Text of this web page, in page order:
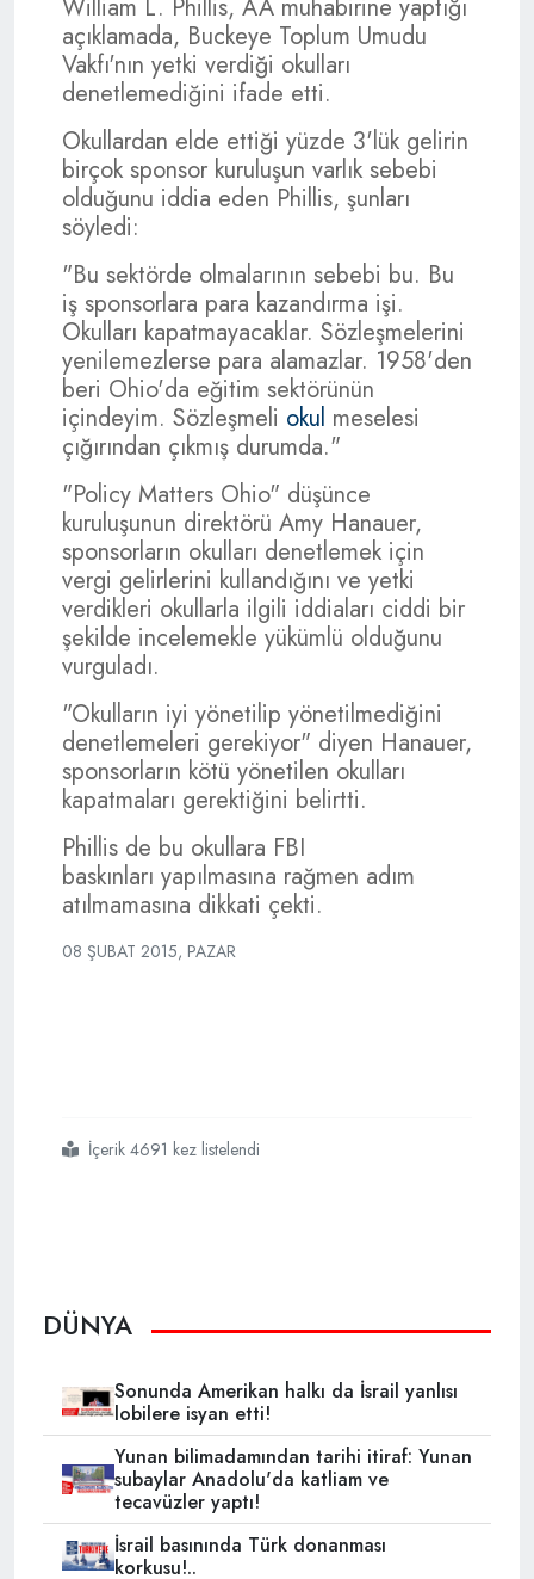
William L. Phillis, AA muhabirine yaptığı
açıklamada, Buckeye Toplum Umudu
Vakfı'nın yetki verdiği okulları
denetlemediğini ifade etti.
Okullardan elde ettiği yüzde 3'lük gelirin
birçok sponsor kuruluşun varlık sebebi
olduğunu iddia eden Phillis, şunları
söyledi:
"Bu sektörde olmalarının sebebi bu. Bu
iş sponsorlara para kazandırma işi.
Okulları kapatmayacaklar. Sözleşmelerini
yenilemezlerse para alamazlar. 1958'den
beri Ohio'da eğitim sektörünün
içindeyim. Sözleşmeli okul meselesi
çığırından çıkmış durumda."
"Policy Matters Ohio" düşünce
kuruluşunun direktörü Amy Hanauer,
sponsorların okulları denetlemek için
vergi gelirlerini kullandığını ve yetki
verdikleri okullarla ilgili iddiaları ciddi bir
şekilde incelemekle yükümlü olduğunu
vurguladı.
"Okulların iyi yönetilip yönetilmediğini
denetlemeleri gerekiyor" diyen Hanauer,
sponsorların kötü yönetilen okulları
kapatmaları gerektiğini belirtti.
Phillis de bu okullara FBI
baskınları yapılmasına rağmen adım
atılmamasına dikkati çekti.
08 ŞUBAT 2015, PAZAR
#paralel
#yapı
#okullarını
#kapatma
#çağrısıİçerik 4691 kez listelendi
DÜNYA
Sonunda Amerikan halkı da İsrail yanlısı
lobilere isyan etti!
Yunan bilimadamından tarihi itiraf: Yunan
subaylar Anadolu'da katliam ve
tecavüzler yaptı!
İsrail basınında Türk donanması
korkusu!..